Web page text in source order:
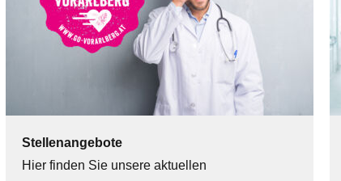
Stellenangebote
Hier finden Sie unsere aktuellen